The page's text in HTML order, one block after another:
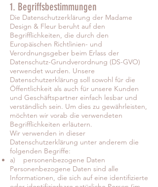
1. Begriffsbestimmungen
Die Datenschutzerklärung der Madame
Design & Fleur beruht auf den
Begrifflichkeiten, die durch den
Europäischen Richtlinien- und
Verordnungsgeber beim Erlass der
Datenschutz-Grundverordnung (DS-GVO)
verwendet wurden. Unsere
Datenschutzerklärung soll sowohl für die
Öffentlichkeit als auch für unsere Kunden
und Geschäftspartner einfach lesbar und
verständlich sein. Um dies zu gewährleisten,
möchten wir vorab die verwendeten
Begrifflichkeiten erläutern.
Wir verwenden in dieser
Datenschutzerklärung unter anderem die
folgenden Begriffe:
a) personenbezogene Daten
Personenbezogene Daten sind alle
Informationen, die sich auf eine identifizierte